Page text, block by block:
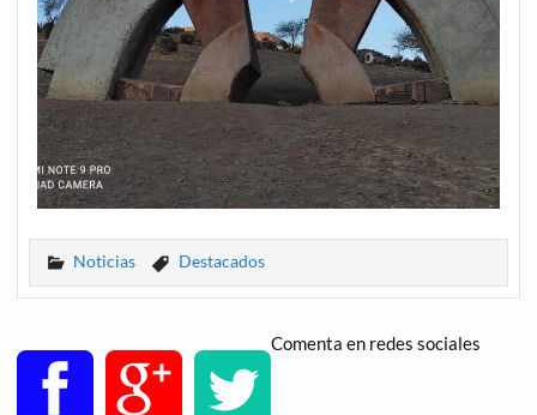
Noticias Destacados
Comenta en redes sociales